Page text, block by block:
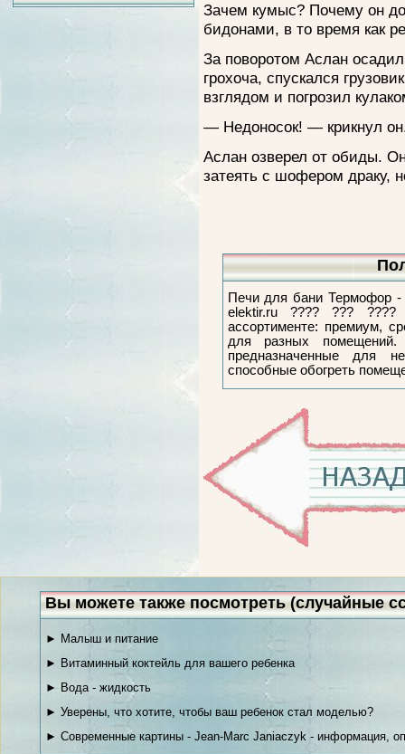
Зачем кумыс? Почему он
бидонами, в то время как
За поворотом Аслан
грохоча, спускался
взглядом и погрозил
— Недоносок! — крикнул
Аслан озверел от обиды.
затеять с шофером драку,
Печи для бани Термофор -
elektir.ru ???? ??? ????
ассортименте: премиум,
для разных
предназначенные для
способные обогреть
Вы можете также посмотреть (случайные
► Малыш и питание
► Витаминный коктейль для вашего ребенка
► Вода - жидкость
► Уверены, что хотите, чтобы ваш ребенок стал моделью?
► Современные картины - Jean-Marc Janiaczyk - информация,